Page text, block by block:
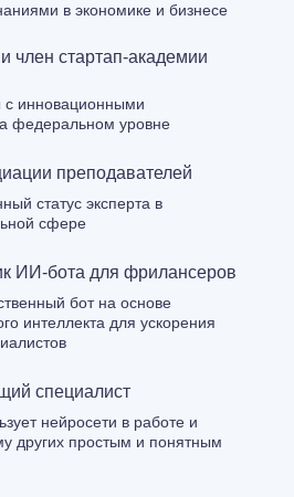
в экономике и бизнесе
член стартап-академии
с инновационными
федеральном уровне
преподавателей
статус эксперта в
сфере
ИИ-бота для фрилансеров
бот на основе
интеллекта для ускорения
специалист
нейросети в работе и
других простым и понятным